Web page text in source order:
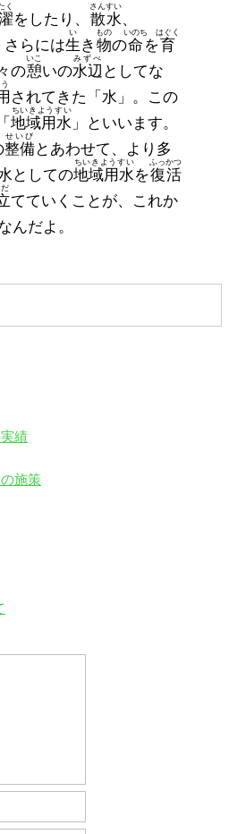
く
をしたり、 散水
さんすい
、
さらには生
い
き 物
もの
の命
いのち
を育
はぐく
の憩
いこ
いの水辺
みずべ
としてな
されてきた「水」。この
地域用水
ちいきようすい
」といいます。
整備
せいび
とあわせて、より多
としての地域用水
ちいきようすい
を復活
ふっかつ
てていくことが、これか
んだよ。
績
施策